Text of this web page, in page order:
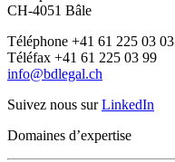
CH-4051 Bâle
Téléphone +41 61 225 03 03
Téléfax +41 61 225 03 99
info@bdlegal.ch
Suivez nous surLinkedIn
Domaines d’expertise